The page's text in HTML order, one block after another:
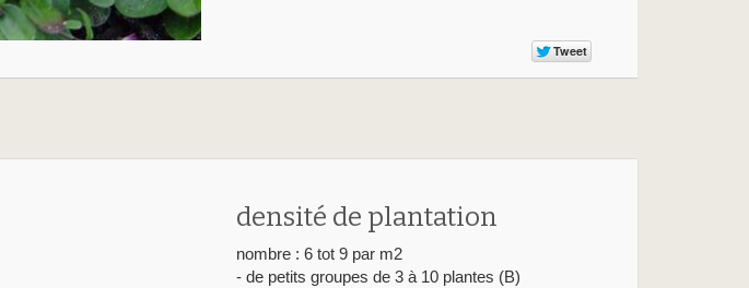
densité de plantation
nombre : 6 tot 9 par m2
- de petits groupes de 3 à 10 plantes (B)